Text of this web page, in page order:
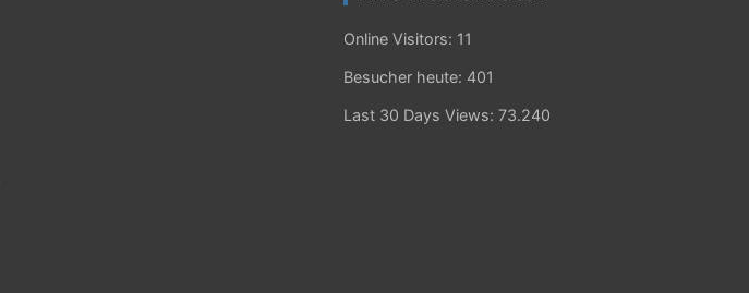
Online Visitors: 11
Besucher heute: 401
Last 30 Days Views: 73.240